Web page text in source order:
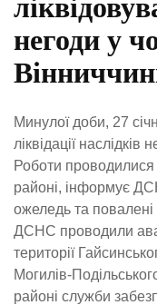
негоди у
Минулої доби, 27
ліквідації
Роботи
районі, інформує
ожеледь та повалені
ДСНС проводили
території
Могилів-
районі служби